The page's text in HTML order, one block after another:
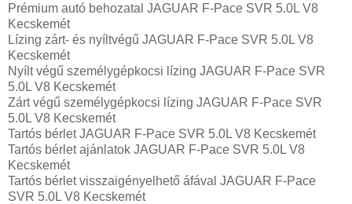
Prémium autó behozatal JAGUAR F-Pace SVR 5.0L V8
Kecskemét
Lízing zárt- és nyíltvégű JAGUAR F-Pace SVR 5.0L V8
Kecskemét
Nyílt végű személygépkocsi lízing JAGUAR F-Pace SVR
5.0L V8 Kecskemét
Zárt végű személygépkocsi lízing JAGUAR F-Pace SVR
5.0L V8 Kecskemét
Tartós bérlet JAGUAR F-Pace SVR 5.0L V8 Kecskemét
Tartós bérlet ajánlatok JAGUAR F-Pace SVR 5.0L V8
Kecskemét
Tartós bérlet visszaigényelhető áfával JAGUAR F-Pace
SVR 5.0L V8 Kecskemét